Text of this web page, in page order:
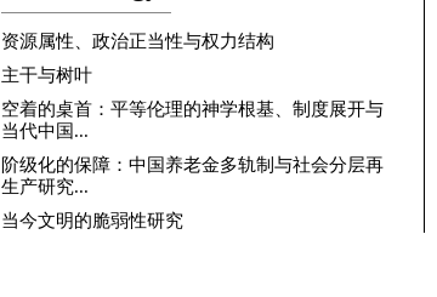
资源属性、政治正当性与权力结构
主干与树叶
空着的桌首：平等伦理的神学根基、制度展开与
当代中国...
阶级化的保障：中国养老金多轨制与社会分层再
生产研究...
当今文明的脆弱性研究